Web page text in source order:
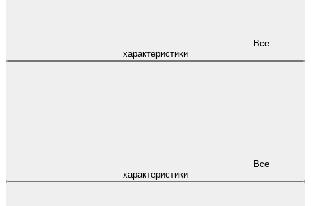
характеристики
характеристики